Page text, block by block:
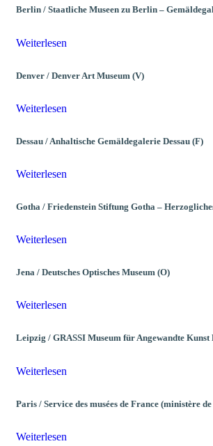
Berlin / Staatliche Museen zu Berlin –
Weiterlesen
Denver / Denver Art Museum (V)
Weiterlesen
Dessau / Anhaltische Gemäldegalerie Dessau (F)
Weiterlesen
Gotha / Friedenstein Stiftung Gotha –
Weiterlesen
Jena / Deutsches Optisches Museum (O)
Weiterlesen
Leipzig / GRASSI Museum für Angewandte
Weiterlesen
Paris / Service des musées de France (ministère
Weiterlesen